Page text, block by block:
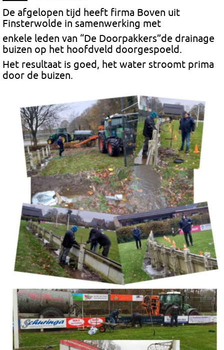
De afgelopen tijd heeft firma Boven uit
Finsterwolde in samenwerking met
enkele leden van “De Doorpakkers”de drainage
buizen op het hoofdveld doorgespoeld.
Het resultaat is goed, het water stroomt prima
door de buizen.